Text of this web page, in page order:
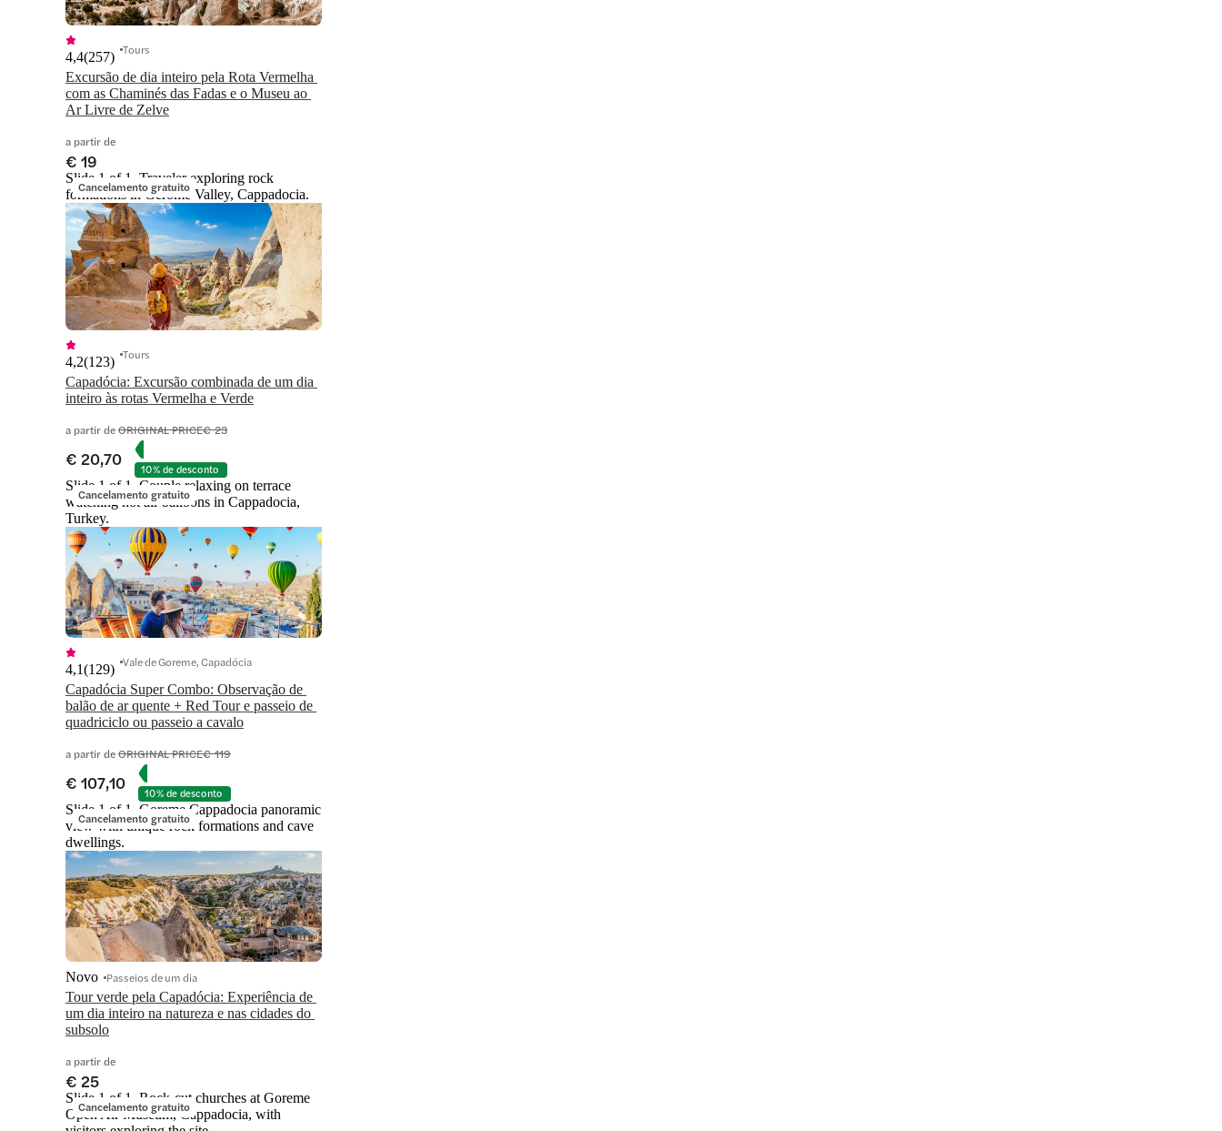
Excursão de dia inteiro pela Rota Vermelha
com as Chaminés das Fadas e o Museu ao
Ar Livre de Zelve
4,4(257) Tours
a partir de
€ 19
Cancelamento gratuito
Slide 1 of 1, Traveler exploring rock
formations in Gerome Valley, Cappadocia.
Capadócia: Excursão combinada de um dia
inteiro às rotas Vermelha e Verde
4,2(123) Tours
a partir deORIGINAL PRICE€ 23
€ 20,70 10% de desconto
Cancelamento gratuito
Slide 1 of 1, Couple relaxing on terrace
watching hot air balloons in Cappadocia,
Turkey.
Capadócia Super Combo: Observação de
balão de ar quente + Red Tour e passeio de
quadriciclo ou passeio a cavalo
4,1(129) Vale de Goreme, Capadócia
a partir deORIGINAL PRICE€ 119
€ 107,10 10% de desconto
Cancelamento gratuito
Slide 1 of 1, Goreme Cappadocia panoramic
view with unique rock formations and cave
dwellings.
Tour verde pela Capadócia: Experiência de
um dia inteiro na natureza e nas cidades do
subsolo
Novo Passeios de um dia
a partir de
€ 25
Cancelamento gratuito
Slide 1 of 1, Rock-cut churches at Goreme
Open Air Museum, Cappadocia, with